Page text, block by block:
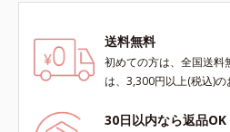
送料無料
初めての方は、全国送
は、3,300円以上(税込)
30日以内なら返品OK